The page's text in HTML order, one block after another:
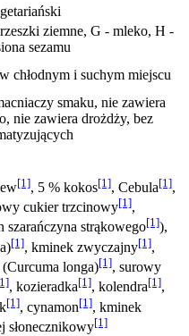
ziemne, G - mleko, H -
sezamu
chłodnym i suchym miejscu
smaku, nie zawiera
nie zawiera drożdży, bez
[1], 5 % kokos[1], Cebula[1],
cukier trzcinowy[1],
szarańczyna strąkowego[1]),
[1], kminek zwyczajny[1],
longa)[1], surowy
, kozieradka[1], kolendra[1],
[1], cynamon[1], kminek
słonecznikowy[1]